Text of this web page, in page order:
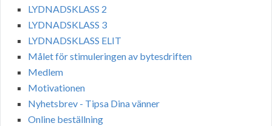
LYDNADSKLASS 2
LYDNADSKLASS 3
LYDNADSKLASS ELIT
Målet för stimuleringen av bytesdriften
Medlem
Motivationen
Nyhetsbrev - Tipsa Dina vänner
Online beställning